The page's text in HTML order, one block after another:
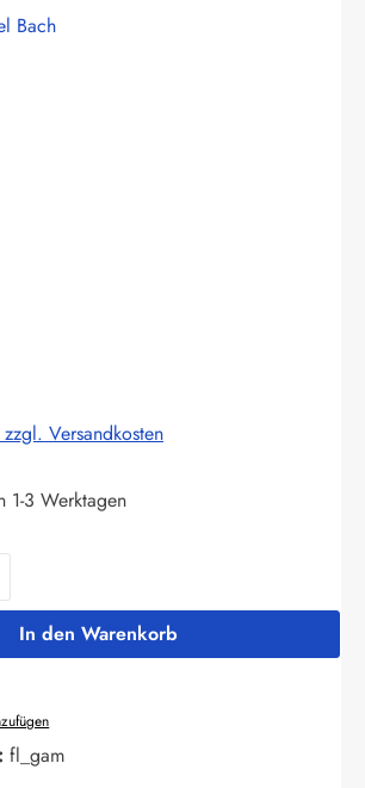
Bach
Versandkosten
1-3 Werktagen
Gib den gewünschten
In den Warenkorb
fl_gam